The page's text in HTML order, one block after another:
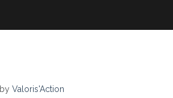
by Valoris'Action